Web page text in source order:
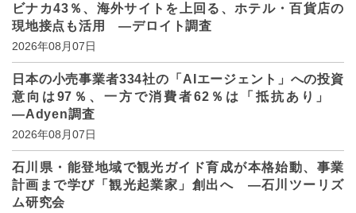
ビナカ43％、海外サイトを上回る、ホテル・百貨店の
現地接点も活用 ―デロイト調査
2026年08月07日
日本の小売事業者334社の「AIエージェント」への投資
意向は97％、一方で消費者62％は「抵抗あり」
―Adyen調査
2026年08月07日
石川県・能登地域で観光ガイド育成が本格始動、事業
計画まで学び「観光起業家」創出へ ―石川ツーリズ
ム研究会